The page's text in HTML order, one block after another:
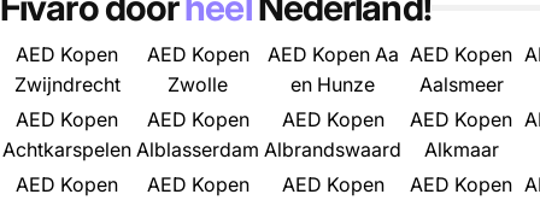
AED Kopen
Zwijndrecht
AED Kopen
Zwolle
AED Kopen Aa
en Hunze
AED Kopen
Aalsmeer
AED Kopen
Achtkarspelen
AED Kopen
Alblasserdam
AED Kopen
Albrandswaard
AED Kopen
Alkmaar
AED Kopen
AED Kopen
AED Kopen
AED Kopen